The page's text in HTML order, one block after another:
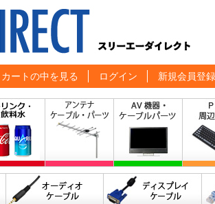
カートの中を見る ログイン 新規会員登録